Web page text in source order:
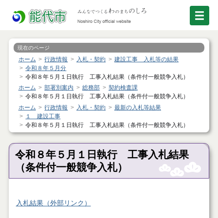
現在のページ
ホーム 行政情報 入札・契約
建設工事 入札等の結果
令和８年５月分
令和８年５月１日執行 工事入札結果（条件付一般競争入札）
ホーム
部署別案内 総務部
契約検査課
令和８年５月１日執行 工事入札結果（条件付一般競争入札）
ホーム
行政情報 入札・契約
最新の入札等結果
１ 建設工事
令和８年５月１日執行 工事入札結果（条件付一般競争入札）
令和８年５月１日執行 工事入札結果
（条件付一般競争入札）
入札結果（外部リンク）